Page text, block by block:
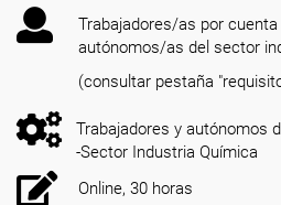
Trabajadores/as por cuenta
autónomos/as del sector
(consultar pestaña
Trabajadores y autónomos
-Sector Industria Química
Online, 30 horas